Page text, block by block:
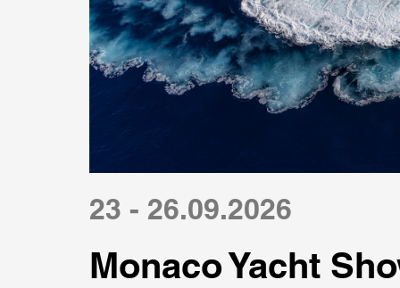
23 - 26.09.2026
Monaco Yacht